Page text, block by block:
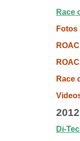
Race
Fotos
Race
2012
Di-